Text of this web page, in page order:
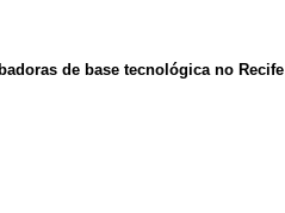
de base tecnológica no Recife